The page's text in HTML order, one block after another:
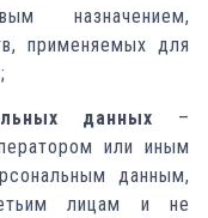
назначением,
применяемых для
данных –
или иным
данным,
лицам и не